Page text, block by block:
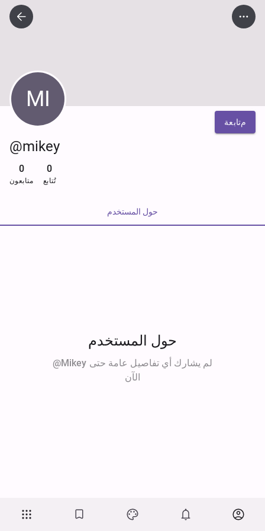
MI
متابعة
@mikey
0
متابعون
0
تُتابع
حول المستخدم
حول المستخدم
@mikey لم يشارك أي تفاصيل عامة حتى
الآن